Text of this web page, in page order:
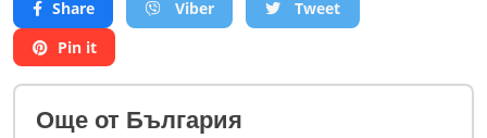
Share Viber
Tweet
Pin it
Oще от България